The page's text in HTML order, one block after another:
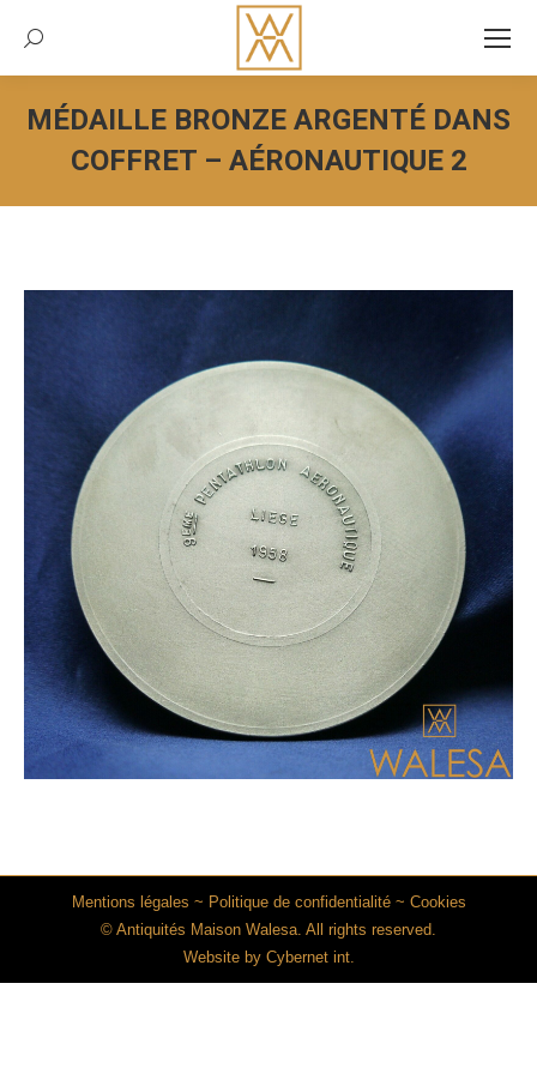
Recherche:
MÉDAILLE BRONZE ARGENTÉ DANS
COFFRET – AÉRONAUTIQUE 2
Vous êtes ici :
Mentions légales ~ Politique de confidentialité~ Cookies
© Antiquités Maison Walesa. All rights reserved.
Website by Cybernet int.